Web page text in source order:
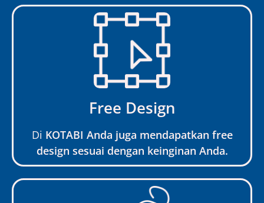
Free Design
Di KOTABI Anda juga mendapatkan free
design sesuai dengan keinginan Anda.